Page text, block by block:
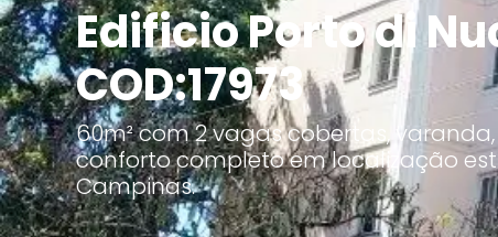
Edificio Porto di
COD:17973
60m² com 2 vagas cobertas, varanda,
conforto completo em localização
Campinas.